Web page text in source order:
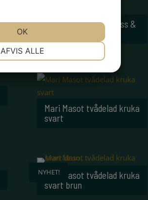
Sengångare kruka Sass &
Mari Masot tvådelad kruka
svart
NYHET!
Mari Masot tvådelad kruka
svart brun
STATISTIK
AFVIS ALLE
OK